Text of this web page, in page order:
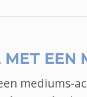
EEN
mediums-